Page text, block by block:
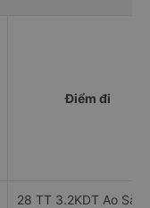
Điểm đi
28 TT 3.2KDT Ao Sào,